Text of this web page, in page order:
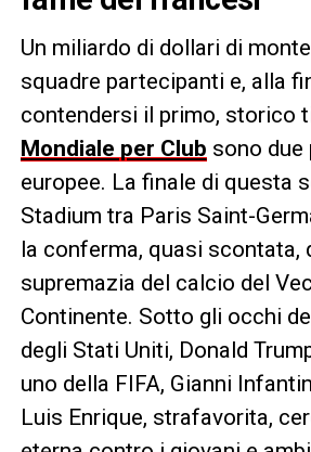
Un miliardo di dollari di
squadre partecipanti e, alla
contendersi il primo, storico
Mondiale per Club sono due
europee. La finale di questa
Stadium tra Paris Saint-
la conferma, quasi scontata,
supremazia del calcio del
Continente. Sotto gli occhi
degli Stati Uniti, Donald
uno della FIFA, Gianni
Luis Enrique, strafavorita,